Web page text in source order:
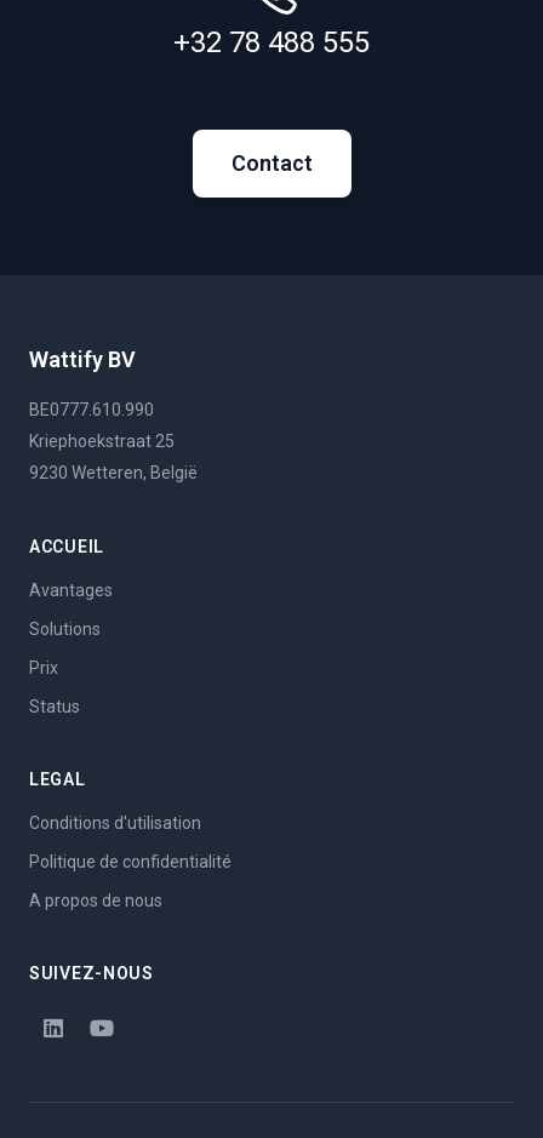
+32 78 488 555
Contact
Wattify BV
BE0777.610.990
Kriephoekstraat 25
9230 Wetteren, België
ACCUEIL
Avantages
Solutions
Prix
Status
LEGAL
Conditions d'utilisation
Politique de confidentialité
A propos de nous
SUIVEZ-NOUS